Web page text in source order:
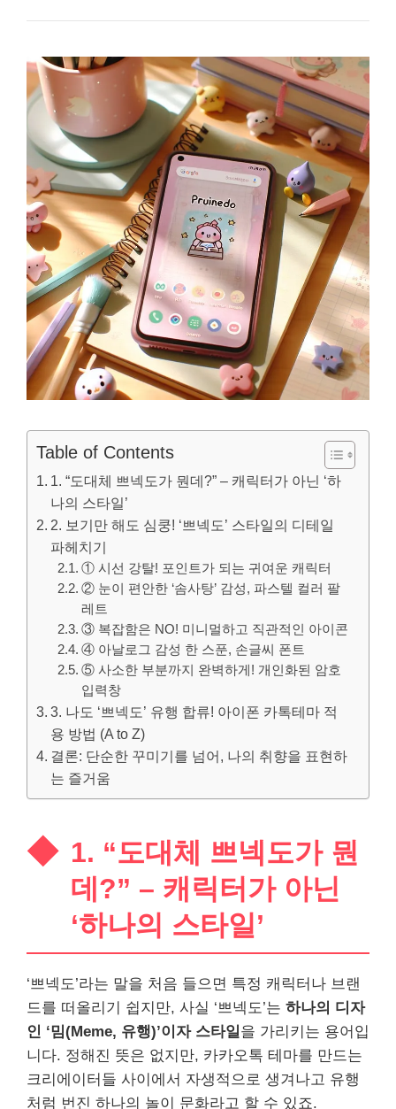
Table of Contents
1. “도대체 쁘넥도가 뭔데?” – 캐릭터가 아닌 ‘하
나의 스타일’
2. 보기만 해도 심쿵! ‘쁘넥도’ 스타일의 디테일
파헤치기
① 시선 강탈! 포인트가 되는 귀여운 캐릭터
② 눈이 편안한 ‘솜사탕’ 감성, 파스텔 컬러 팔
레트
③ 복잡함은 NO! 미니멀하고 직관적인 아이콘
④ 아날로그 감성 한 스푼, 손글씨 폰트
⑤ 사소한 부분까지 완벽하게! 개인화된 암호
입력창
3. 나도 ‘쁘넥도’ 유행 합류! 아이폰 카톡테마 적
용 방법 (A to Z)
결론: 단순한 꾸미기를 넘어, 나의 취향을 표현하
는 즐거움
1. “도대체 쁘넥도가 뭔
데?” – 캐릭터가 아닌
‘하나의 스타일’
‘쁘넥도’라는 말을 처음 들으면 특정 캐릭터나 브랜
드를 떠올리기 쉽지만, 사실 ‘쁘넥도’는 하나의 디자
인 ‘밈(Meme, 유행)’이자 스타일 을 가리키는 용어입
니다. 정해진 뜻은 없지만, 카카오톡 테마를 만드는
크리에이터들 사이에서 자생적으로 생겨나고 유행
처럼 번진 하나의 놀이 문화라고 할 수 있죠.